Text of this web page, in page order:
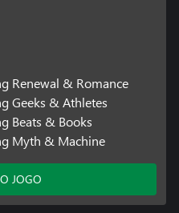
Renewal & Romance
Geeks & Athletes
Beats & Books
Myth & Machine
JOGO